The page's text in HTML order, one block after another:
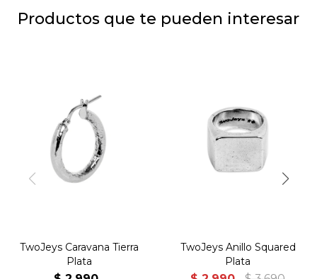
Productos que te pueden interesar
TwoJeys Caravana Tierra
Plata
TwoJeys Anillo Squared
Plata